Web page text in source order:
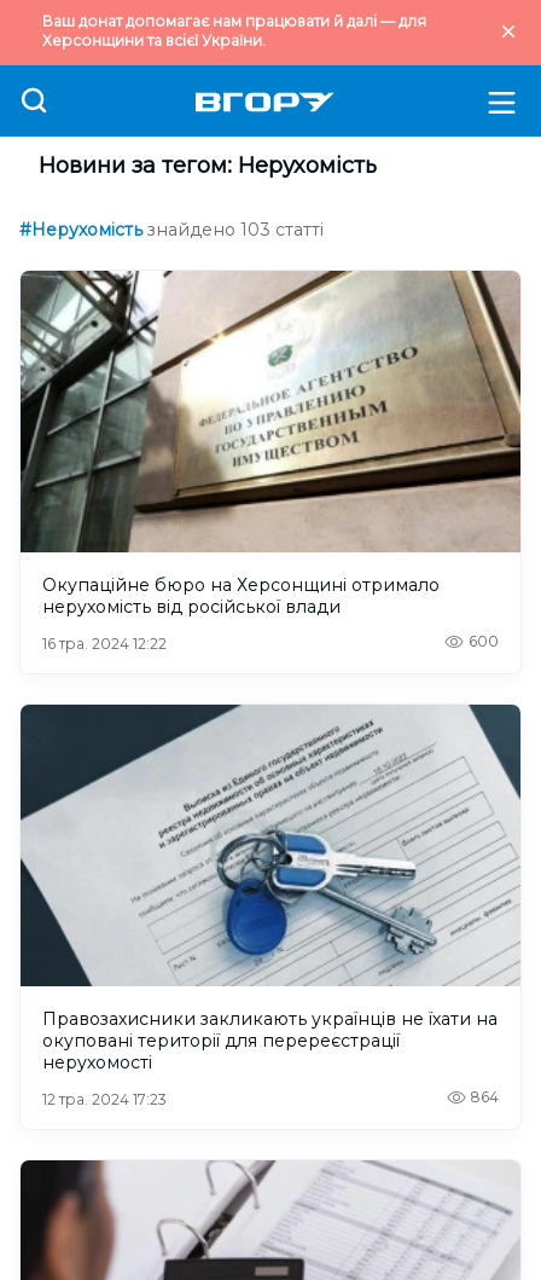
Ваш донат допомагає нам працювати й далі — для
Херсонщини та всієї України.
Новини за тегом: Нерухомість
#Нерухомість знайдено 103 статті
Окупаційне бюро на Херсонщині отримало
нерухомість від російської влади
16 тра. 2024 12:22 600
Правозахисники закликають українців не їхати на
окуповані території для перереєстрації
нерухомості
12 тра. 2024 17:23 864